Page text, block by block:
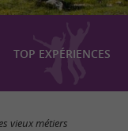
TOP EXPÉRIENCES
vieux métiers